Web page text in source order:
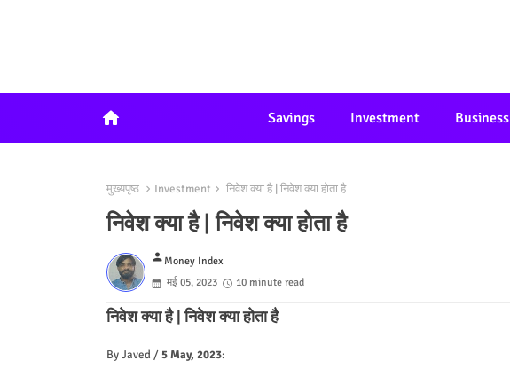
home Savings Investment Business
मुख्यपृष्ठ Investment निवेश क्या है | निवेश क्या होता है
निवेश क्या है | निवेश क्या होता है
person Money Index
मई 05, 2023
10 minute read
निवेश क्या है | निवेश क्या होता है
By Javed /5 May, 2023: